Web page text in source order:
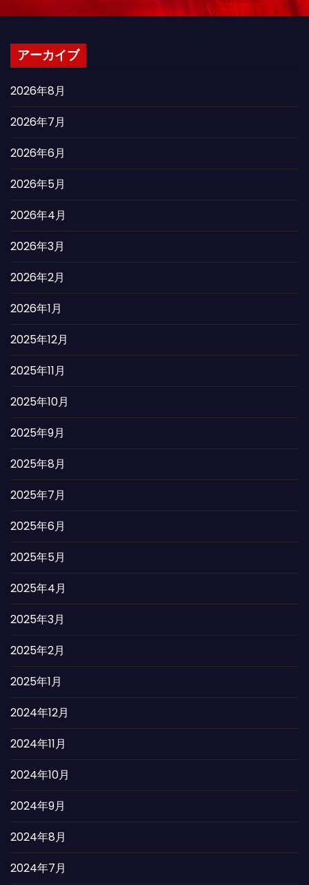
アーカイブ
2026年8月
2026年7月
2026年6月
2026年5月
2026年4月
2026年3月
2026年2月
2026年1月
2025年12月
2025年11月
2025年10月
2025年9月
2025年8月
2025年7月
2025年6月
2025年5月
2025年4月
2025年3月
2025年2月
2025年1月
2024年12月
2024年11月
2024年10月
2024年9月
2024年8月
2024年7月